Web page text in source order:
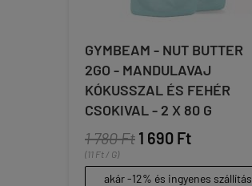
GYMBEAM - NUT BUTTER
2GO - MANDULAVAJ
KÓKUSSZAL ÉS FEHÉR
CSOKIVAL - 2 X 80 G
1 780 Ft 1 690 Ft
(11 Ft / G)
akár -12% és ingyenes szállítás